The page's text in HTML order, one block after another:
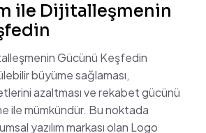
ile Dijitalleşmenin
Gücünü Keşfedin
büyüme sağlaması,
azaltması ve rekabet gücünü
ile mümkündür. Bu noktada
yazılım markası olan Logo